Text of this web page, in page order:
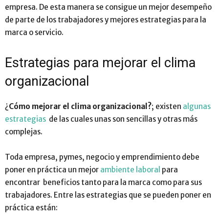
empresa. De esta manera se consigue un mejor desempeño
de parte de los trabajadores y mejores estrategias para la
marca o servicio.
Estrategias para mejorar el clima
organizacional
¿Cómo mejorar el clima organizacional?; existen algunas
estrategias de las cuales unas son sencillas y otras más
complejas.
Toda empresa, pymes, negocio y emprendimiento debe
poner en práctica un mejor ambiente laboral para
encontrar beneficios tanto para la marca como para sus
trabajadores. Entre las estrategias que se pueden poner en
práctica están: